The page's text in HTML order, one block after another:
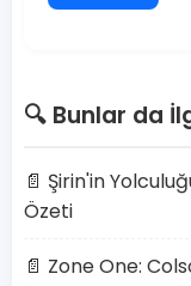
🔍 Bunlar da
📄 Şirin'in
Özeti
📄 Zone One: